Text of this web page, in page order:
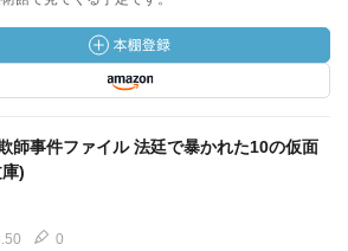
師事件ファイル 法廷で暴かれた10の仮面
)
0